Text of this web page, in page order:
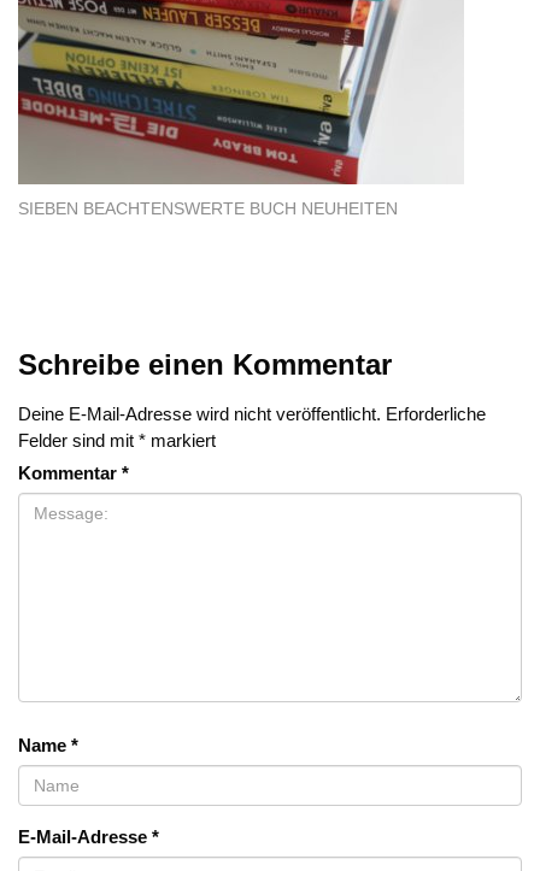
SIEBEN BEACHTENSWERTE BUCH NEUHEITEN
Schreibe einen Kommentar
Deine E-Mail-Adresse wird nicht veröffentlicht. Erforderliche
Felder sind mit * markiert
Kommentar *
Name *
E-Mail-Adresse *